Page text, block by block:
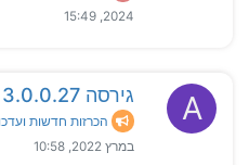
2024, 15:49
A גירסה 3.0.0.27 - ניסוי
הכרזות חדשות
במרץ 2022, 10:58